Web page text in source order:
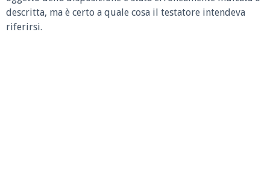
descritta, ma è certo a quale cosa il testatore intendeva
riferirsi.